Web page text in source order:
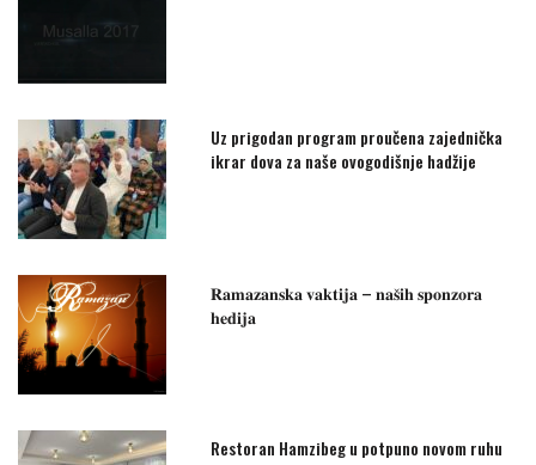
Uz prigodan program proučena zajednička
ikrar dova za naše ovogodišnje hadžije
𝐑𝐚𝐦𝐚𝐳𝐚𝐧𝐬𝐤𝐚 𝐯𝐚𝐤𝐭𝐢𝐣𝐚 – 𝐧𝐚𝐬̌𝐢𝐡 𝐬𝐩𝐨𝐧𝐳𝐨𝐫𝐚
𝐡𝐞𝐝𝐢𝐣𝐚
Restoran Hamzibeg u potpuno novom ruhu